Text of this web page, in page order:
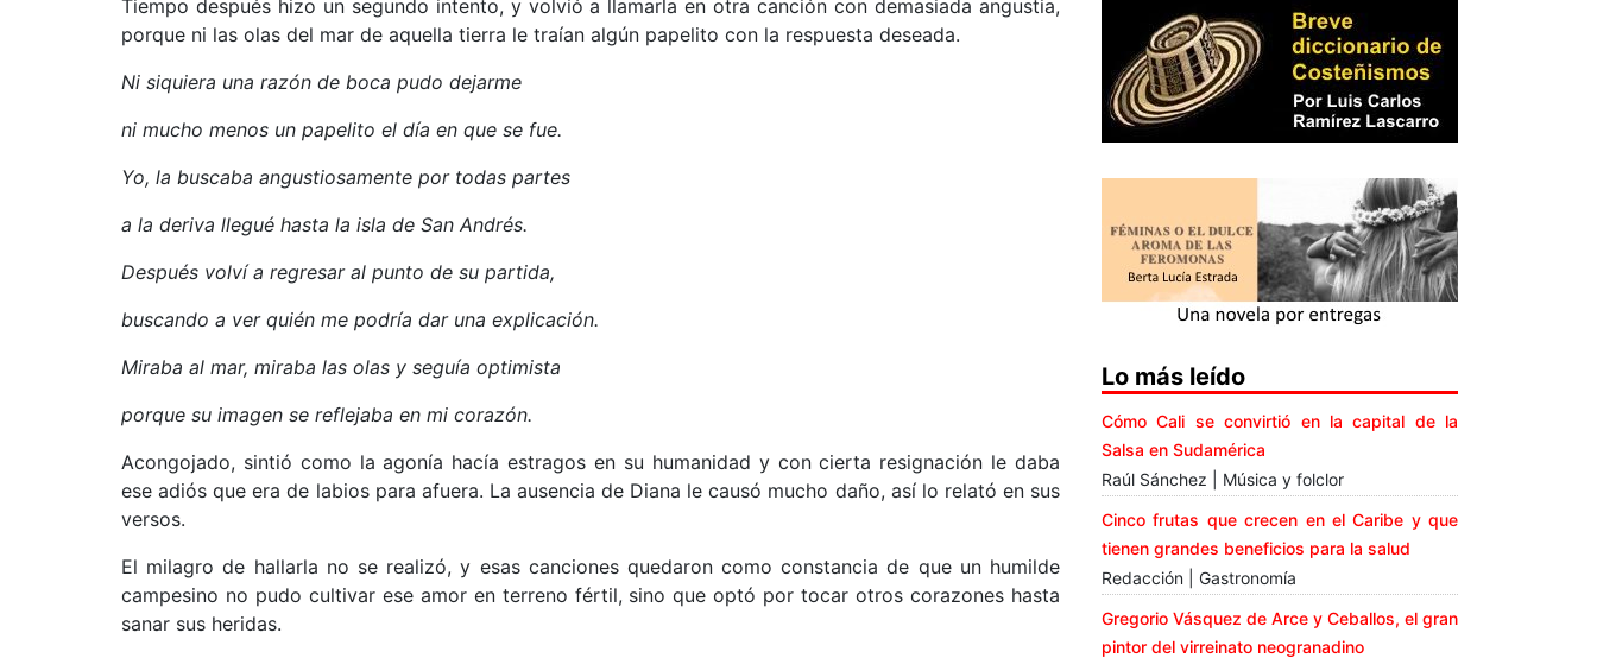
Tiempo después hizo un segundo intento, y volvió a llamarla en otra canción con demasiada angustia,
porque ni las olas del mar de aquella tierra le traían algún papelito con la respuesta deseada.
Ni siquiera una razón de boca pudo dejarme
ni mucho menos un papelito el día en que se fue.
Yo, la buscaba angustiosamente por todas partes
a la deriva llegué hasta la isla de San Andrés.
Después volví a regresar al punto de su partida,
buscando a ver quién me podría dar una explicación.
Miraba al mar, miraba las olas y seguía optimista
porque su imagen se reflejaba en mi corazón.
Acongojado, sintió como la agonía hacía estragos en su humanidad y con cierta resignación le daba
ese adiós que era de labios para afuera. La ausencia de Diana le causó mucho daño, así lo relató en sus
versos.
El milagro de hallarla no se realizó, y esas canciones quedaron como constancia de que un humilde
campesino no pudo cultivar ese amor en terreno fértil, sino que optó por tocar otros corazones hasta
sanar sus heridas.
Lo más leído
Cómo Cali se convirtió en la capital de la
Salsa en Sudamérica
Raúl Sánchez | Música y folclor
Cinco frutas que crecen en el Caribe y que
tienen grandes beneficios para la salud
Redacción | Gastronomía
Gregorio Vásquez de Arce y Ceballos, el gran
pintor del virreinato neogranadino